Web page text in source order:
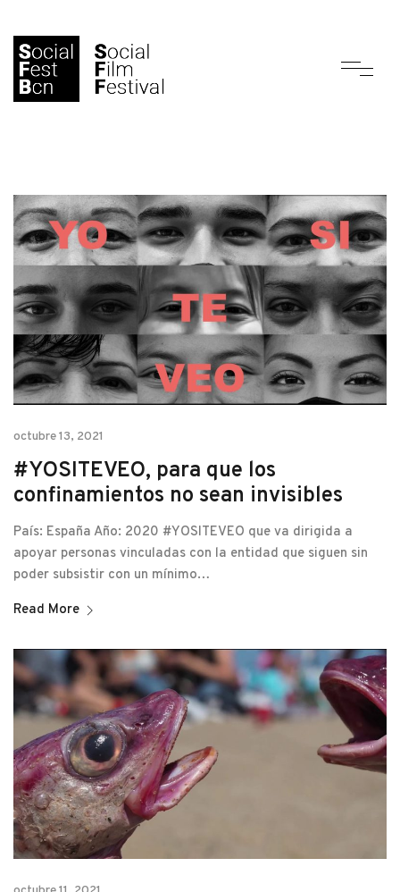
octubre 13, 2021
#YOSITEVEO, para que los
confinamientos no sean invisibles
País: España Año: 2020 #YOSITEVEO que va dirigida a
apoyar personas vinculadas con la entidad que siguen sin
poder subsistir con un mínimo…
Read More